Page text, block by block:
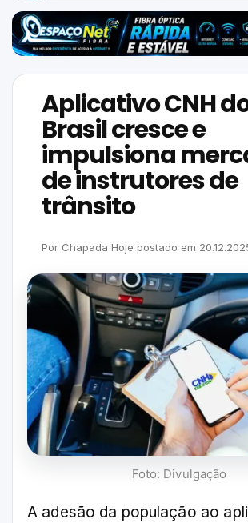
Aplicativo CNH
Brasil cresce e
impulsiona
de instrutores de
trânsito
Por Chapada Hoje postado em
Foto: Divulgação
A adesão da população ao